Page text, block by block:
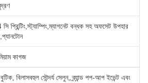
প্রিন্টিং,স্ট্যাম্পিং,ম্যাগনেট বন্ধক সহ অফসেট উপহার
কাগজ
বিলাসবহুল সৌন্দর্য সেলুন, ব্র্যান্ড পপ-আপ ইভেন্ট এবং